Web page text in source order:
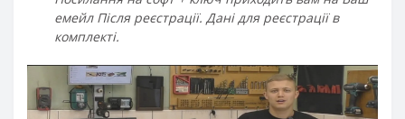
емейл Після реєстрації. Дані для реєстрації в
комплекті.